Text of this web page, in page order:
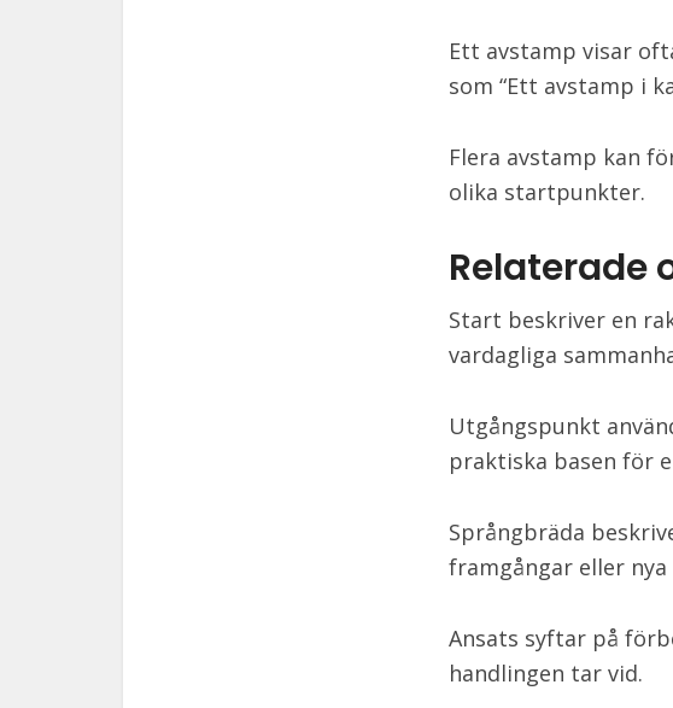
Ett avstamp visar
som “Ett avstamp i
Flera avstamp kan
olika startpunkter.
Relaterade
Start beskriver en
vardagliga
Utgångspunkt
praktiska basen för
Språngbräda
framgångar eller nya
Ansats syftar på
handlingen tar vid.